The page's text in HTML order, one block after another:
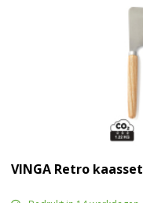
VINGA Retro kaasset